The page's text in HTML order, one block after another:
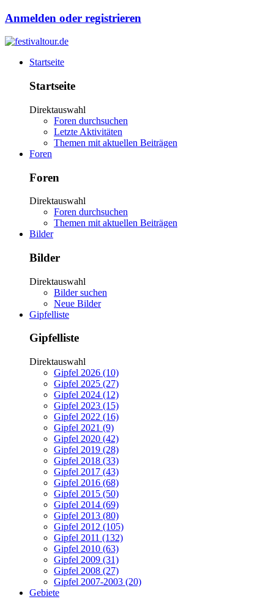
Anmelden oder registrieren
Startseite
Startseite
Direktauswahl
Foren durchsuchen
Letzte Aktivitäten
Themen mit aktuellen Beiträgen
Foren
Foren
Direktauswahl
Foren durchsuchen
Themen mit aktuellen Beiträgen
Bilder
Bilder
Direktauswahl
Bilder suchen
Neue Bilder
Gipfelliste
Gipfelliste
Direktauswahl
Gipfel 2026 (10)
Gipfel 2025 (27)
Gipfel 2024 (12)
Gipfel 2023 (15)
Gipfel 2022 (16)
Gipfel 2021 (9)
Gipfel 2020 (42)
Gipfel 2019 (28)
Gipfel 2018 (33)
Gipfel 2017 (43)
Gipfel 2016 (68)
Gipfel 2015 (50)
Gipfel 2014 (69)
Gipfel 2013 (80)
Gipfel 2012 (105)
Gipfel 2011 (132)
Gipfel 2010 (63)
Gipfel 2009 (31)
Gipfel 2008 (27)
Gipfel 2007-2003 (20)
Gebiete